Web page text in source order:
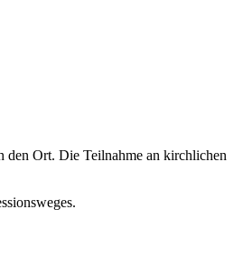
den Ort. Die Teilnahme an kirchlichen